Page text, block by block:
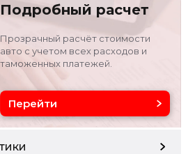
Объём двигателя
б/у
Подробный расчет
Прозрачный расчёт стоимости
авто с учетом всех расходов и
таможенных платежей.
Перейти